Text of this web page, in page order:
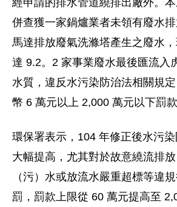
併查獲一家鍋爐業者未領有廢水
馬達排放廢氣洗滌塔產生之廢水
達 9.2。2 家事業廢水最後匯流入
水質，違反水污染防治法相關規
幣 6 萬元以上 2,000 萬元以下罰款
環保署表示，104 年修正後水污
大幅提高，尤其對於故意繞流排
（污）水或放流水嚴重超標等違
罰，罰款上限從 60 萬元提高至